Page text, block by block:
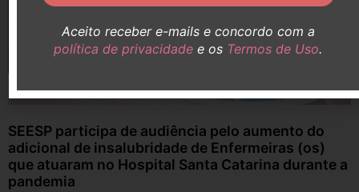
SEESP participa de audiência pelo aumento do
adicional de insalubridade de Enfermeiras (os)
que atuaram no Hospital Santa Catarina durante a
pandemia
Aceito receber e-mails e concordo com a
política de privacidade e os Termos de Uso.